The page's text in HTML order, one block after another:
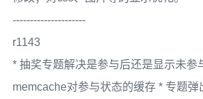
---------------------
r1143
* 抽奖专题解决是参与后还是显示未参
memcache对参与状态的缓存 * 专题